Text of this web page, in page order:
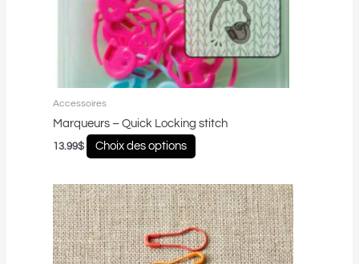
Accessoires
Marqueurs – Quick Locking stitch
13.99$ Choix des options
choisies
sur
la
page
du
produit